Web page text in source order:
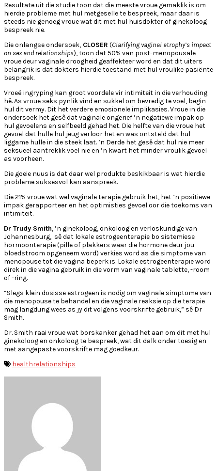
Resultate uit die studie toon dat die meeste vroue gemaklik is om
hierdie probleme met hul metgeselle te bespreek, maar daar is
steeds nie genoeg vroue wat dit met hul huisdokter of ginekoloog
bespreek nie.
Die onlangse ondersoek, CLOSER (Clarifying vaginal atrophy’s impact
on sex and relationships), toon dat 50% van post-menopousale
vroue deur vaginale droogheid geaffekteer word en dat dit uiters
belangrik is dat dokters hierdie toestand met hul vroulike pasiënte
bespreek.
Vroeë ingryping kan groot voordele vir intimiteit in die verhouding
hê. As vroue seks pynlik vind en sukkel om bevredig te voel, begin
hul dit vermy. Dit het verdere emosionele implikasies. Vroue in die
ondersoek het gesê dat vaginale ongerief ’n negatiewe impak op
hul gevoelens en selfbeeld gehad het. Die helfte van die vroue het
gevoel dat hulle hul jeug verloor het en was ontsteld dat hul
liggame hulle in die steek laat. ’n Derde het gesê dat hul nie meer
seksueel aantreklik voel nie en ’n kwart het minder vroulik gevoel
as voorheen.
Die goeie nuus is dat daar wel produkte beskikbaar is wat hierdie
probleme suksesvol kan aanspreek.
Die 21% vroue wat wel vaginale terapie gebruik het, het ’n positiewe
impak gerapporteer en het optimisties gevoel oor die toekoms van
intimiteit.
Dr Trudy Smith, ’n ginekoloog, onkoloog en verloskundige van
Johannesburg, sê dat lokale estrogeenterapie bo sistemiese
hormoonterapie (pille of plakkers waar die hormone deur jou
bloedstroom opgeneem word) verkies word as die simptome van
menopouse tot die vagina beperk is. Lokale estrogeenterapie word
direk in die vagina gebruik in die vorm van vaginale tablette, -room
of -ring.
“Slegs klein dosisse estrogeen is nodig om vaginale simptome van
die menopouse te behandel en die vaginale reaksie op die terapie
mag langdurig wees as jy dit volgens voorskrifte gebruik,” sê Dr
Smith.
Dr. Smith raai vroue wat borskanker gehad het aan om dit met hul
ginekoloog en onkoloog te bespreek, wat dit dalk onder toesig en
met aangepaste voorskrifte mag goedkeur.
healthrelationships